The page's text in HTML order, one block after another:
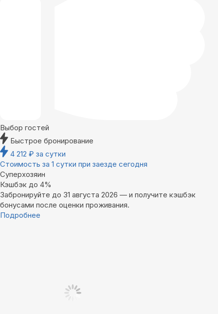
Выбор гостей
Быстрое бронирование
4 212 ₽ за сутки
Стоимость за 1 сутки при заезде сегодня
Суперхозяин
Кэшбэк до 4%
Забронируйте до 31 августа 2026 — и получите кэшбэк
бонусами после оценки проживания.
Подробнее